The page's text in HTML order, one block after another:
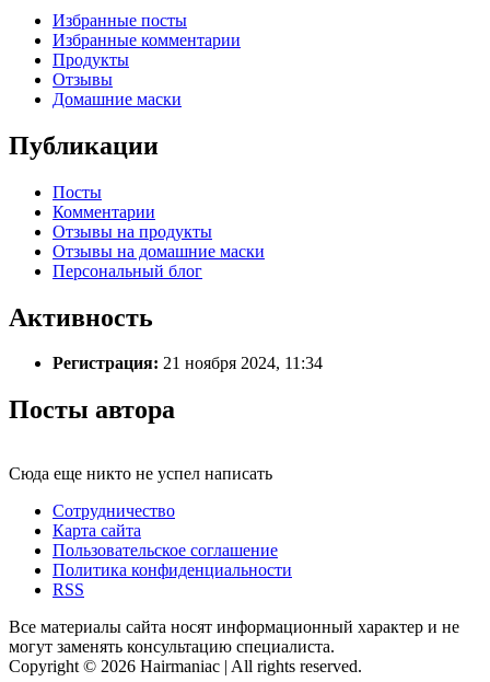
Избранные посты
Избранные комментарии
Продукты
Отзывы
Домашние маски
Публикации
Посты
Комментарии
Отзывы на продукты
Отзывы на домашние маски
Персональный блог
Активность
Регистрация: 21 ноября 2024, 11:34
Посты автора
Сюда еще никто не успел написать
Сотрудничество
Карта сайта
Пользовательское соглашение
Политика конфиденциальности
RSS
Все материалы сайта носят информационный характер и не
могут заменять консультацию специалиста.
Copyright © 2026 Hairmaniac | All rights reserved.